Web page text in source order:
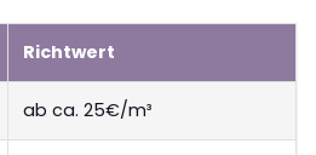
Richtwert
ab ca. 25€/m³